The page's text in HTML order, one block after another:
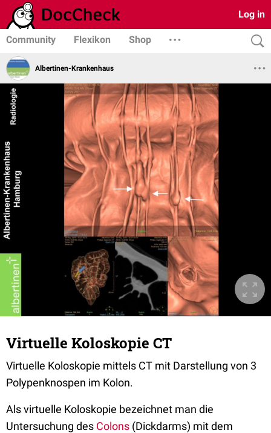
Log in
Community Flexikon Shop
Albertinen-Krankenhaus
Virtuelle Koloskopie CT
Virtuelle Koloskopie mittels CT mit Darstellung von 3
Polypenknospen im Kolon.
Alsvirtuelle Koloskopie bezeichnet man die
Untersuchung des Colons (Dickdarms) mit dem